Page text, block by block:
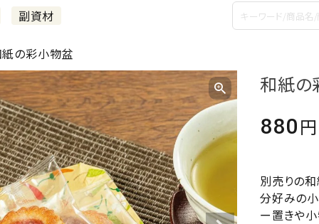
副資材
の彩小物盆
和紙の
880
別売りの和
分好みの
ー置きや